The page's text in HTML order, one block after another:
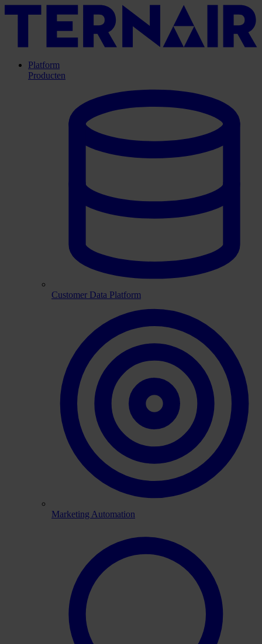
Platform
Producten
Customer Data Platform
Marketing Automation